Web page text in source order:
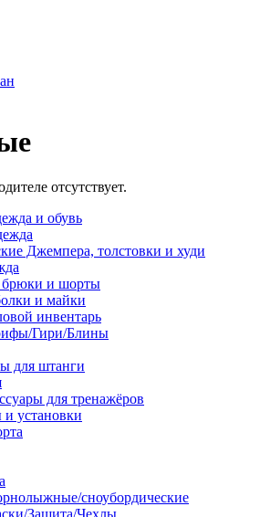
отсутствует.
и обувь
Джемпера, толстовки и худи
и шорты
и майки
инвентарь
Гири/Блины
для штанги
для тренажёров
установки
сноубордические
Защита/Чехлы